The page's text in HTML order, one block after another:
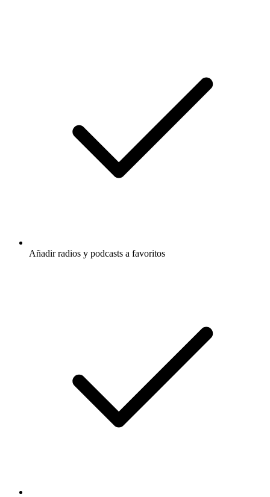
Añadir radios y podcasts a favoritos